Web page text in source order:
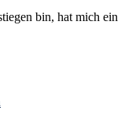
bin, hat mich ein